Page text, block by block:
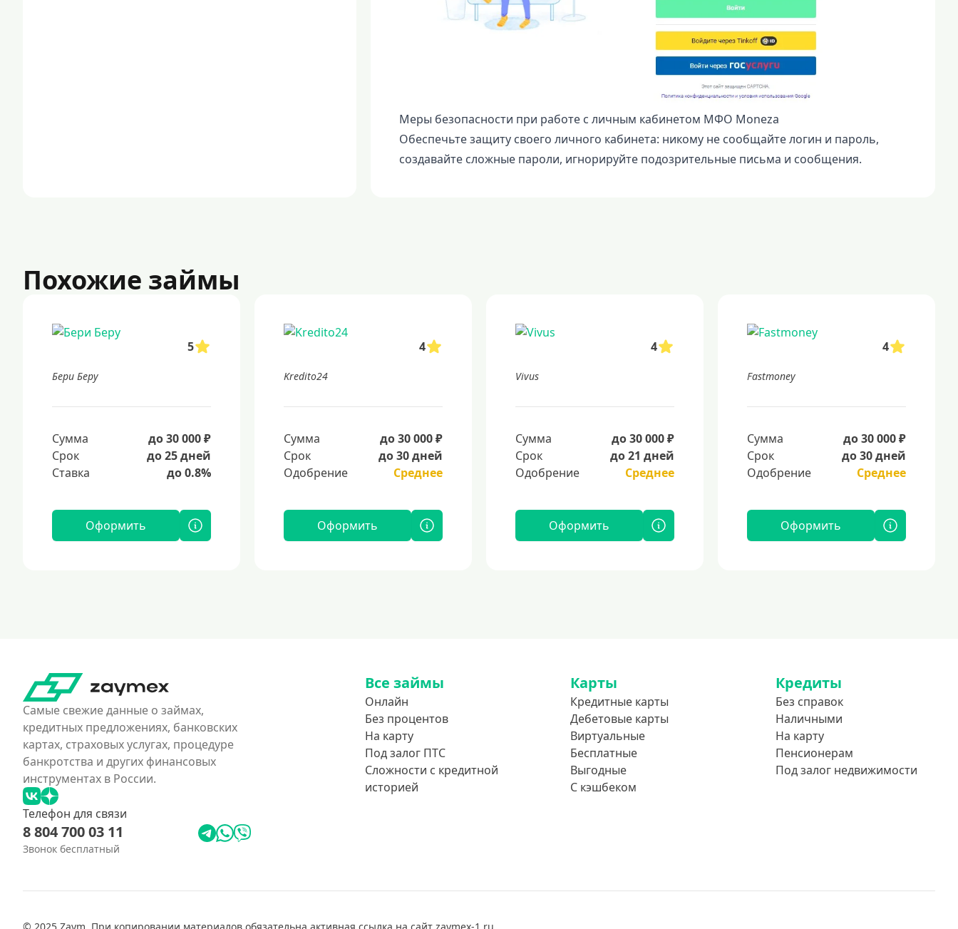
Меры безопасности при работе с личным кабинетом МФО Moneza
Обеспечьте защиту своего личного кабинета: никому не сообщайте логин и пароль,
создавайте сложные пароли, игнорируйте подозрительные письма и сообщения.
Похожие займы
5
Бери Беру
Сумма
до 30 000 ₽
Срок
до 25 дней
Ставка
до 0.8%
Оформить
4
Kredito24
Сумма
до 30 000 ₽
Срок
до 30 дней
Одобрение
Среднее
Оформить
4
Vivus
Сумма
до 30 000 ₽
Срок
до 21 дней
Одобрение
Среднее
Оформить
4
Fastmoney
Сумма
до 30 000 ₽
Срок
до 30 дней
Одобрение
Среднее
Оформить
Самые свежие данные о займах,
кредитных предложениях, банковских
картах, страховых услугах, процедуре
банкротства и других финансовых
инструментах в России.
Телефон для связи
8 804 700 03 11
Звонок бесплатный
Все займы
Онлайн
Без процентов
На карту
Под залог ПТС
Сложности с кредитной
историей
Карты
Кредитные карты
Дебетовые карты
Виртуальные
Бесплатные
Выгодные
С кэшбеком
Кредиты
Без справок
Наличными
На карту
Пенсионерам
Под залог недвижимости